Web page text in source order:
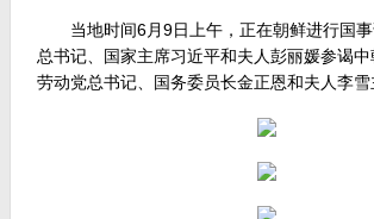
当地时间6月9日上午，正在朝鲜进行国
总书记、国家主席习近平和夫人彭丽媛参谒
劳动党总书记、国务委员长金正恩和夫人李雪